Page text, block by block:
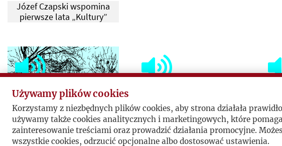
Józef Czapski wspomina
pierwsze lata „Kultury”
10. rocznica śmierci Józefa
Czapskiego
10. rocznica śmierci Józefa
Czapskiego
Używamy plików cookies
Korzystamy z niezbędnych plików cookies, aby strona działała
używamy także cookies analitycznych i marketingowych, które
zainteresowanie treściami oraz prowadzić działania promocyjne.
wszystkie cookies, odrzucić opcjonalne albo dostosować ustawienia.